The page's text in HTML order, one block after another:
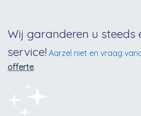
Wij garanderen u steeds
service! Aarzel niet en vraag
offerte.